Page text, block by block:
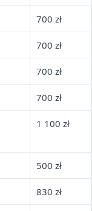
700 zł
700 zł
700 zł
700 zł
1 100 zł
500 zł
830 zł